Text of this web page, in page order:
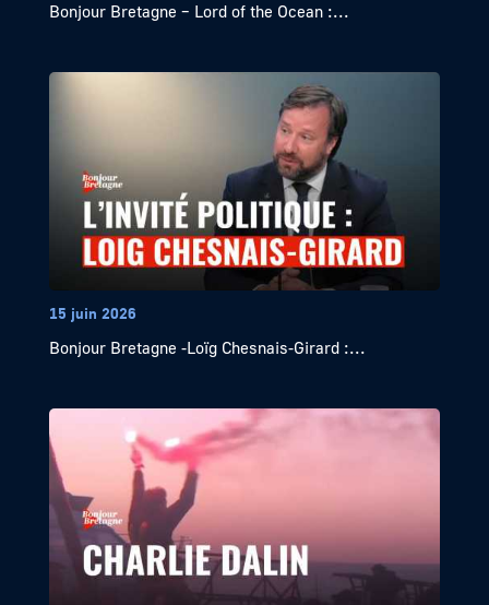
Bonjour Bretagne – Lord of the Ocean :...
15 juin 2026
Bonjour Bretagne -Loïg Chesnais-Girard :...